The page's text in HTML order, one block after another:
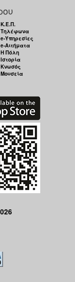
Κ.Ε.Π.
Τηλέφωνα
e-Υπηρεσίες
e-Αιτήματα
Η Πόλη
Ιστορία
Κνωσός
Μουσεία